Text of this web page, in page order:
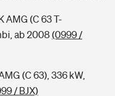
AMG (C 63 T-
ab 2008 (0999 /
(C 63), 336 kW,
/ BJX)